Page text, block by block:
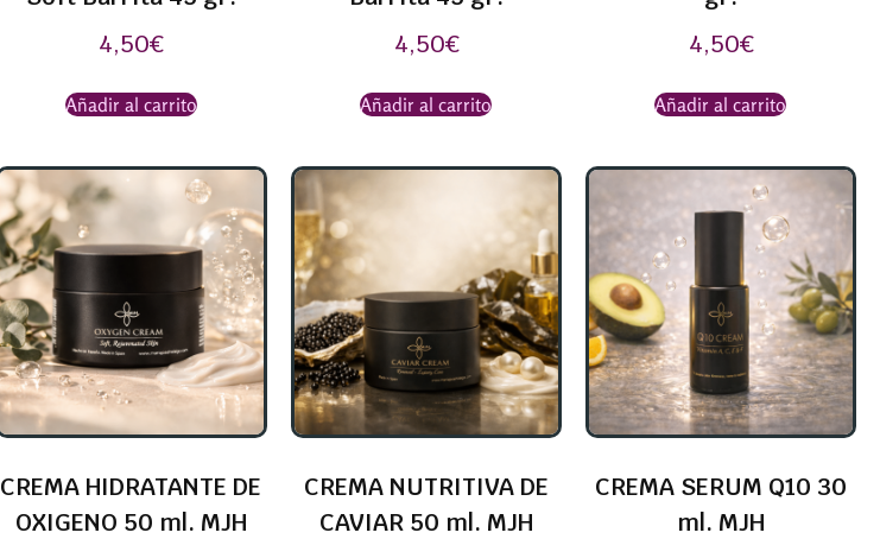
4,50€
Añadir al carrito
4,50€
Añadir al carrito
4,50€
Añadir al carrito
CREMA HIDRATANTE DE
OXIGENO 50 ml. MJH
CREMA NUTRITIVA DE
CAVIAR 50 ml. MJH
CREMA SERUM Q10 30
ml. MJH